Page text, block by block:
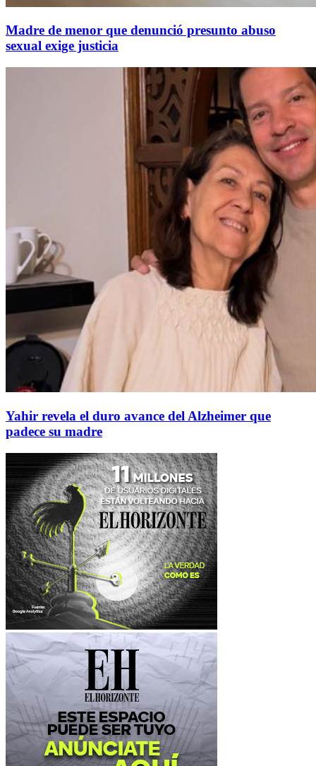
Madre de menor que denunció presunto abuso
sexual exige justicia
Yahir revela el duro avance del Alzheimer que
padece su madre